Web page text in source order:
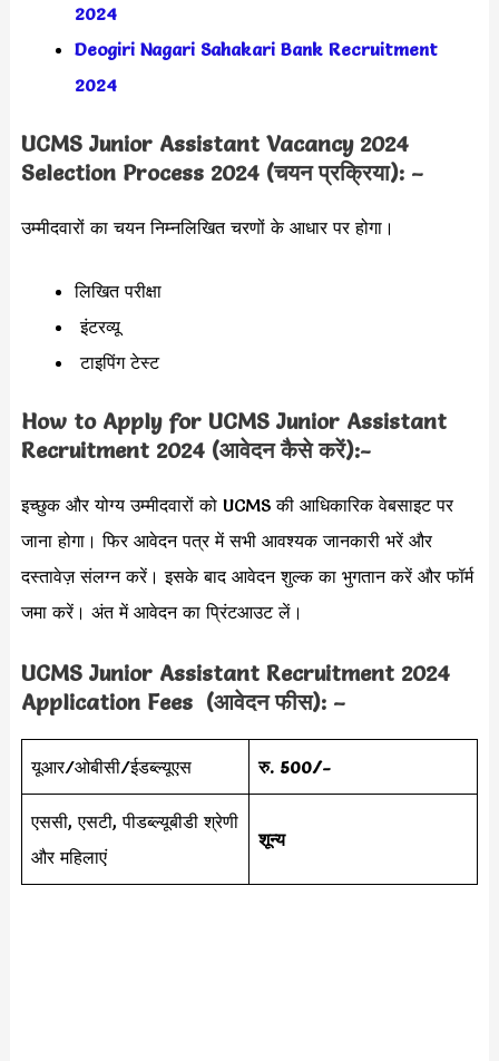
2024
Deogiri Nagari Sahakari Bank Recruitment
2024
UCMS Junior Assistant Vacancy 2024
Selection Process 2024 (चयन प्रक्रिया): –
उम्मीदवारों का चयन निम्नलिखित चरणों के आधार पर होगा।
लिखित परीक्षा
​इंटरव्यू
टाइपिंग टेस्ट
How to Apply for UCMS Junior Assistant
Recruitment 2024 (आवेदन कैसे करें):-
इच्छुक और योग्य उम्मीदवारों को UCMS की आधिकारिक वेबसाइट पर
जाना होगा। फिर आवेदन पत्र में सभी आवश्यक जानकारी भरें और
दस्तावेज़ संलग्न करें। इसके बाद आवेदन शुल्क का भुगतान करें और फॉर्म
जमा करें। अंत में आवेदन का प्रिंटआउट लें।
UCMS Junior Assistant Recruitment 2024
Application Fees (आवेदन फीस): –
यूआर/ओबीसी/ईडब्ल्यूएस रु. 500/-
एससी, एसटी, पीडब्ल्यूबीडी श्रेणी
और महिलाएं
शून्य